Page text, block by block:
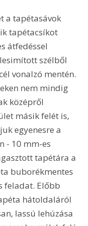
a tapétasávok
tapétacsíkot
átfedéssel
szélből
vonalzó mentén.
nem mindig
középről
másik felét is,
egyenesre a
- 10 mm-es
tapétára a
buborékmentes
feladat. Előbb
hátoldaláról
lassú lehúzása